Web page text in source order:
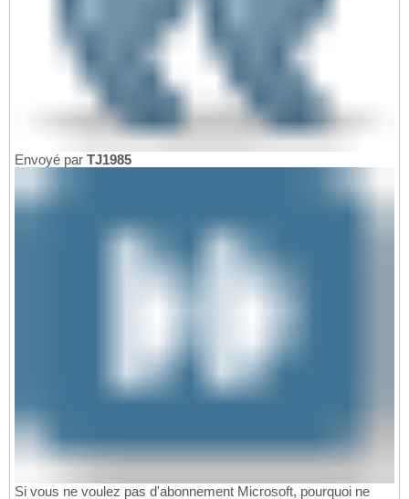
Envoyé par TJ1985
Si vous ne voulez pas d'abonnement Microsoft, pourquoi ne